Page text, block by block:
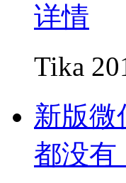
详情
Tika
新版微
都没有